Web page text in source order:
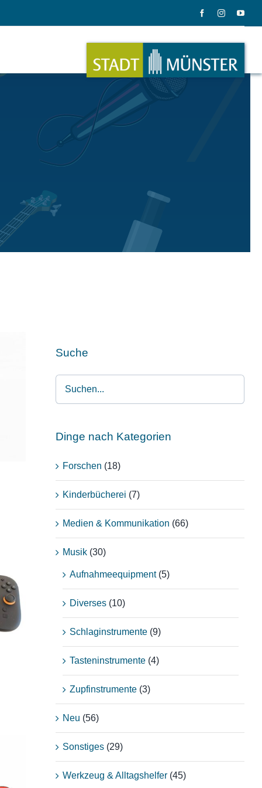
Gadgets
Musik
Musikinstrumente
Alles zum Tasten, Zupfen, Schlagen.
Suche
Dinge nach Kategorien
Forschen (18)
Kinderbücherei (7)
Medien & Kommunikation (66)
Musik (30)
Aufnahmeequipment (5)
Diverses (10)
Schlaginstrumente (9)
Tasteninstrumente (4)
Zupfinstrumente (3)
Neu (56)
Sonstiges (29)
Werkzeug & Alltagshelfer (45)